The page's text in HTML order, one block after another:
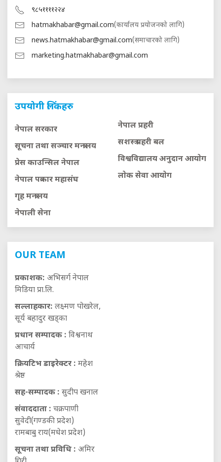
९८५११११२२४
hatmakhabar@gmail.com(कार्यालय प्रयोजनको लागि)
news.hatmakhabar@gmail.com(समाचारको लागि)
marketing.hatmakhabar@gmail.com
उपयोगी लिंकहरु
नेपाल सरकार
सूचना तथा सञ्चार मन्त्रालय
प्रेस काउन्सिल नेपाल
नेपाल पत्रकार महासंघ
गृह मन्त्रालय
नेपाली सेना
नेपाल प्रहरी
सशस्त्र प्रहरी बल
विश्वविद्यालय अनुदान आयाेग
लाेक सेवा आयाेग
OUR TEAM
प्रकाशक: अभिसर्ग नेपाल
मिडिया प्रा.लि.
सल्लाहकार: लक्ष्मण पोखरेल,
सूर्य बहादुर खड्का
प्रधान सम्पादक : विश्वनाथ
आचार्य
क्रियटिभ डाइरेक्टर : महेश
श्रेष्ठ
सह-सम्पादक : सुदीप खनाल
संवाददाता : चक्रपाणी
सुवेदी(गण्डकी प्रदेश)
रामबाबु राय(मधेश प्रदेश)
सूचना तथा प्रविधि : अमिर